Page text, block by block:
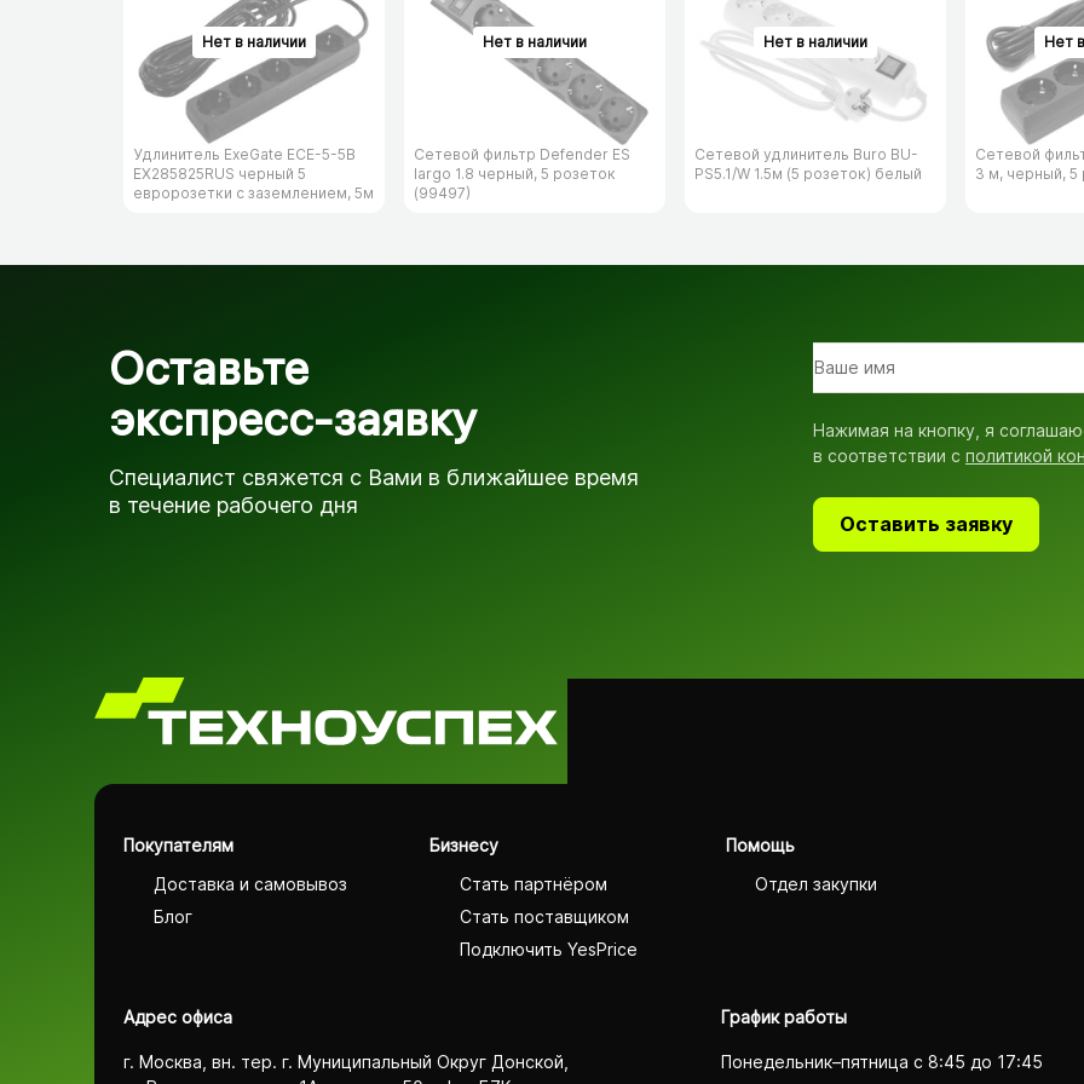
Удлинитель ExeGate ECE-5-5B
EX285825RUS черный 5
евророзетки с заземлением, 5м
Сетевой фильтр Defender ES
largo 1.8 черный, 5 розеток
(99497)
Сетевой удлинитель Buro BU-
PS5.1/​W 1.5м (5 розеток) белый
Сетевой
3 м, черный, 5
Оставьте
экспресс-заявку
Специалист свяжется с Вами в ближайшее время
в течение рабочего дня
Нажимая на кнопку, я
в соответствии с политикой
Оставить заявку
Покупателям
Доставка и самовывоз
Блог
Бизнесу
Стать партнёром
Стать поставщиком
Подключить YesPrice
Помощь
Отдел закупки
Адрес офиса
г. Москва, вн. тер. г. Муниципальный Округ Донской,
График работы
Понедельник–пятница с 8:45 до 17:45